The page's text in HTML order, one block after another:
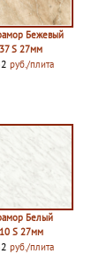
Бежевый
S 27мм
руб./плита
Белый
S 27мм
руб./плита